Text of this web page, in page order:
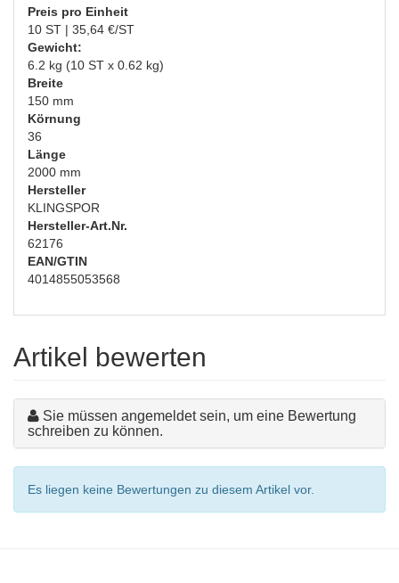
Preis pro Einheit
10 ST | 35,64 €/ST
Gewicht:
6.2 kg (10 ST x 0.62 kg)
Breite
150 mm
Körnung
36
Länge
2000 mm
Hersteller
KLINGSPOR
Hersteller-Art.Nr.
62176
EAN/GTIN
4014855053568
Artikel bewerten
Sie müssen angemeldet sein, um eine Bewertung
schreiben zu können.
Es liegen keine Bewertungen zu diesem Artikel vor.